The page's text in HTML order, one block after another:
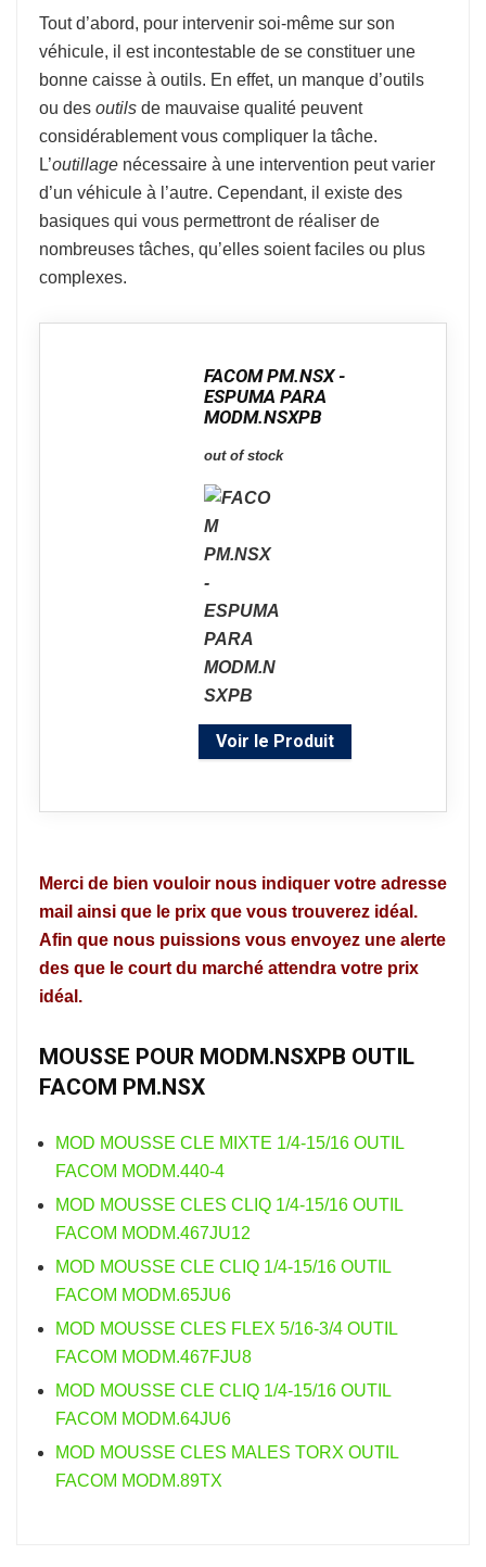
Tout d’abord, pour intervenir soi-même sur son
véhicule, il est incontestable de se constituer une
bonne caisse à outils. En effet, un manque d’outils
ou des outils de mauvaise qualité peuvent
considérablement vous compliquer la tâche.
L’outillage nécessaire à une intervention peut varier
d’un véhicule à l’autre. Cependant, il existe des
basiques qui vous permettront de réaliser de
nombreuses tâches, qu’elles soient faciles ou plus
complexes.
FACOM PM.NSX -
ESPUMA PARA
MODM.NSXPB
out of stock
Voir le Produit
Merci de bien vouloir nous indiquer votre adresse
mail ainsi que le prix que vous trouverez idéal.
Afin que nous puissions vous envoyez une alerte
des que le court du marché attendra votre prix
idéal.
MOUSSE POUR MODM.NSXPB OUTIL
FACOM PM.NSX
MOD MOUSSE CLE MIXTE 1/4-15/16 OUTIL
FACOM MODM.440-4
MOD MOUSSE CLES CLIQ 1/4-15/16 OUTIL
FACOM MODM.467JU12
MOD MOUSSE CLE CLIQ 1/4-15/16 OUTIL
FACOM MODM.65JU6
MOD MOUSSE CLES FLEX 5/16-3/4 OUTIL
FACOM MODM.467FJU8
MOD MOUSSE CLE CLIQ 1/4-15/16 OUTIL
FACOM MODM.64JU6
MOD MOUSSE CLES MALES TORX OUTIL
FACOM MODM.89TX